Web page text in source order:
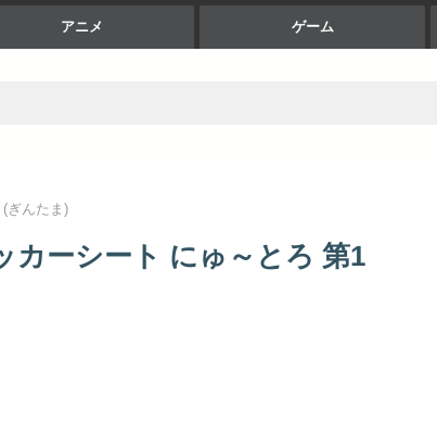
アニメ ゲーム
ぎんたま)
カーシート にゅ～とろ 第1